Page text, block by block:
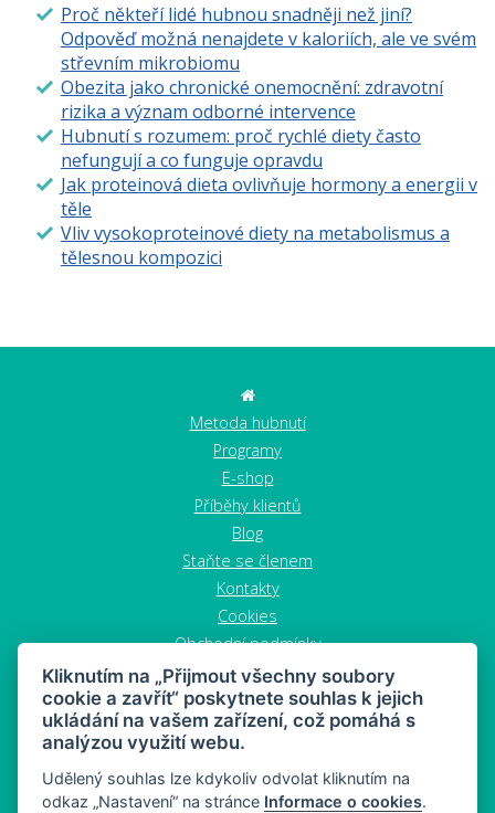
Proč někteří lidé hubnou snadněji než jiní?
Odpověď možná nenajdete v kaloriích, ale ve svém
střevním mikrobiomu
Obezita jako chronické onemocnění: zdravotní
rizika a význam odborné intervence
Hubnutí s rozumem: proč rychlé diety často
nefungují a co funguje opravdu
Jak proteinová dieta ovlivňuje hormony a energii v
těle
Vliv vysokoproteinové diety na metabolismus a
tělesnou kompozici
Metoda hubnutí
Programy
E-shop
Příběhy klientů
Blog
Staňte se členem
Kontakty
Cookies
Obchodní podmínky
Zrušit objednávku
Kliknutím na „Přijmout všechny soubory
cookie a zavřít“ poskytnete souhlas k jejich
ukládání na vašem zařízení, což pomáhá s
analýzou využití webu.
Udělený souhlas lze kdykoliv odvolat kliknutím na
odkaz „Nastavení“ na stránce Informace o cookies.